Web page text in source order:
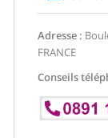
Adresse :
FRANCE
Conseils